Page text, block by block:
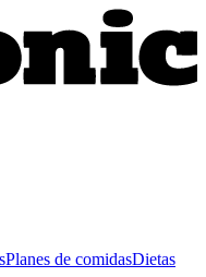
Planes de comidasDietas